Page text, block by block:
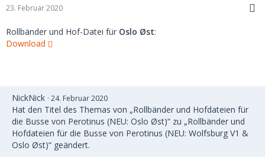
23. Februar 2020
Rollbänder und Hof-Datei für Oslo Øst:
Download
NickNick 24. Februar 2020
Hat den Titel des Themas von „Rollbänder und Hofdateien für
die Busse von Perotinus (NEU: Oslo Øst)“ zu „Rollbänder und
Hofdateien für die Busse von Perotinus (NEU: Wolfsburg V1 &
Oslo Øst)“ geändert.